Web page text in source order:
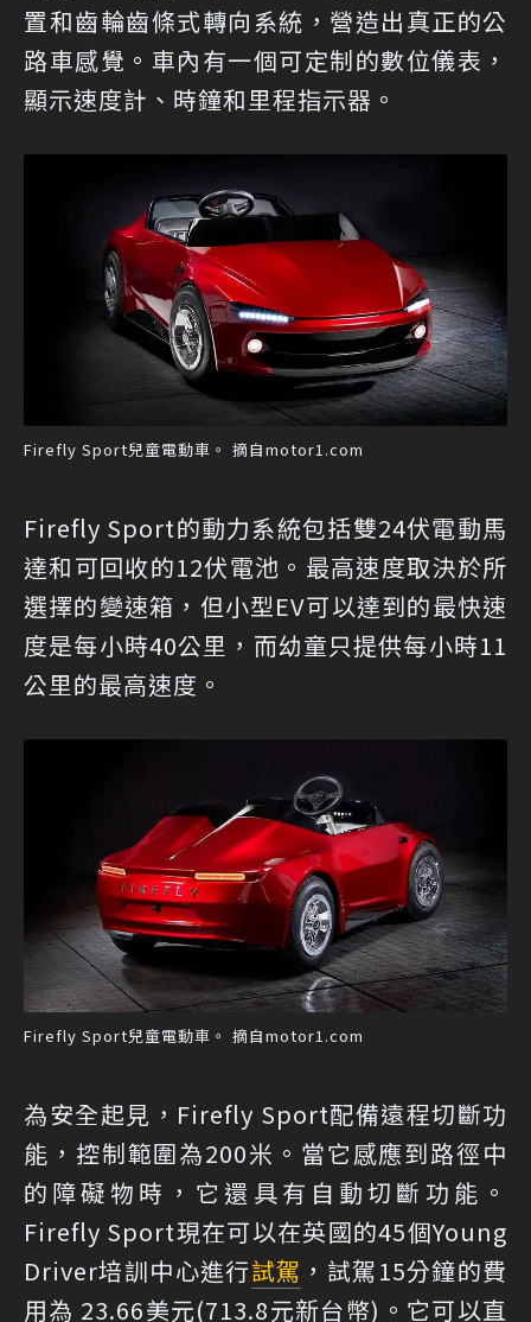
置和齒輪齒條式轉向系統，營造出真正的公
路車感覺。車內有一個可定制的數位儀表，
顯示速度計、時鐘和里程指示器。
Firefly Sport兒童電動車。 摘自motor1.com
Firefly Sport的動力系統包括雙24伏電動馬
達和可回收的12伏電池。最高速度取決於所
選擇的變速箱，但小型EV可以達到的最快速
度是每小時40公里，而幼童只提供每小時11
公里的最高速度。
Firefly Sport兒童電動車。 摘自motor1.com
為安全起見，Firefly Sport配備遠程切斷功
能，控制範圍為200米。當它感應到路徑中
的障礙物時，它還具有自動切斷功能。
Firefly Sport現在可以在英國的45個Young
Driver培訓中心進行試駕 ，試駕15分鐘的費
用為 23.66美元(713.8元新台幣)。它可以直